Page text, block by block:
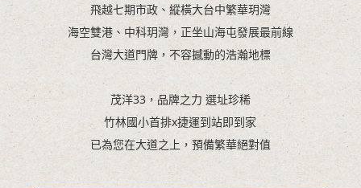
飛越七期市政、縱橫大台中繁華玥灣
海空雙港、中科玥灣，正坐山海屯發展最前線
台灣大道門牌，不容撼動的浩瀚地標
⠀⠀⠀⠀⠀⠀
茂洋33，品牌之力 選址珍稀
竹林國小首排x捷運到站即到家
已為您在大道之上，預備繁華絕對值